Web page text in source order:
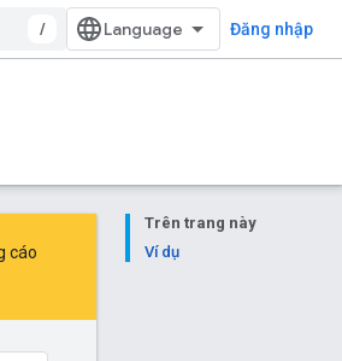
/ Đăng nhập
Trên trang này
Ví dụ
cáo